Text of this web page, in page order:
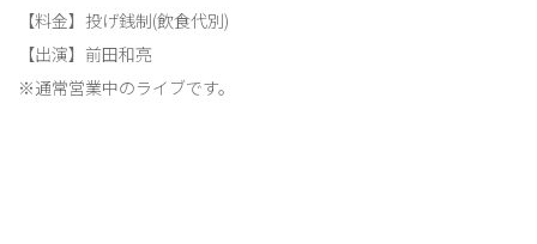
【料金】投げ銭制(飲食代別)
【出演】前田和亮
※通常営業中のライブです。